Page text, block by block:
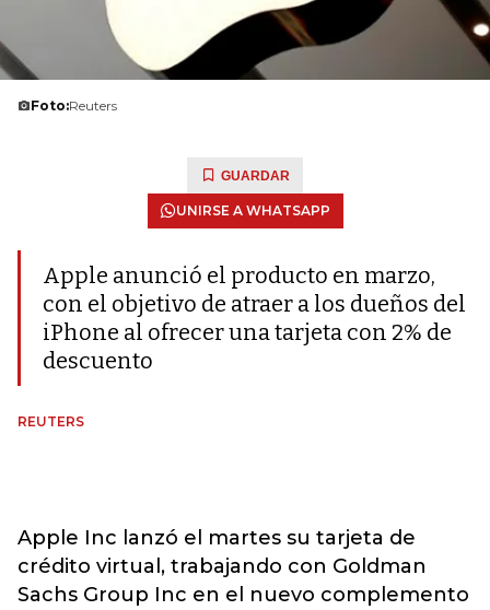
Foto:Reuters
GUARDAR
UNIRSE A WHATSAPP
Apple anunció el producto en marzo,
con el objetivo de atraer a los dueños del
iPhone al ofrecer una tarjeta con 2% de
descuento
REUTERS
Apple Inc lanzó el martes su tarjeta de
crédito virtual, trabajando con Goldman
Sachs Group Inc en el nuevo complemento